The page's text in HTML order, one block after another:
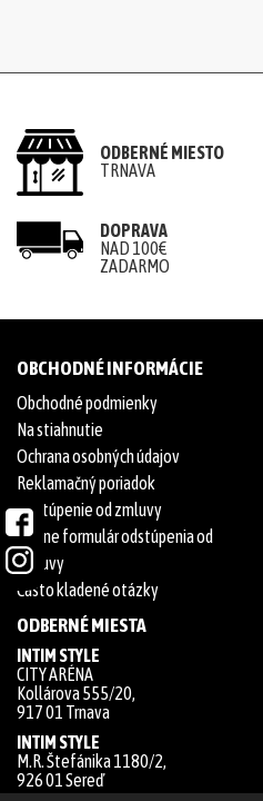
ODBERNÉ MIESTO
TRNAVA
DOPRAVA
NAD 100€
ZADARMO
OBCHODNÉ INFORMÁCIE
Obchodné podmienky
Na stiahnutie
Ochrana osobných údajov
Reklamačný poriadok
Odstúpenie od zmluvy
Online formulár odstúpenia od
zmluvy
Často kladené otázky
ODBERNÉ MIESTA
INTIM STYLE
CITY ARÉNA
Kollárova 555/20,
917 01 Trnava
INTIM STYLE
M.R. Štefánika 1180/2,
926 01 Sereď